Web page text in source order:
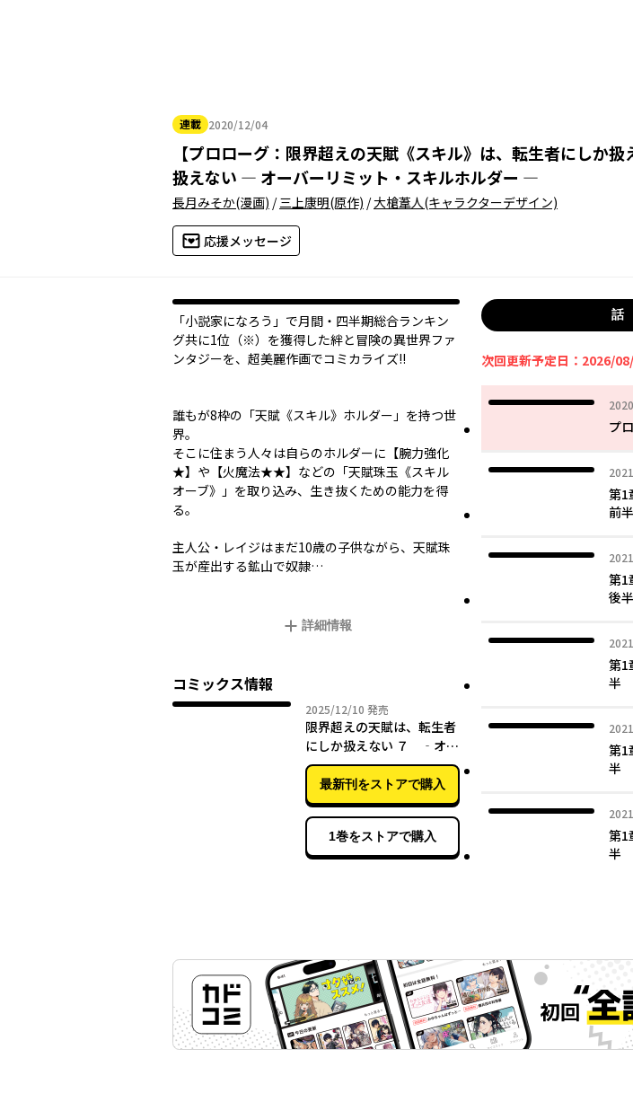
連載 2020/12/04
2020年12月04日
【プロローグ：限界超えの天賦《スキル》は、転生者にしか扱
扱えない ― オーバーリミット・スキルホルダー ―
長月みそか(漫画) /三上康明(原作) /大槍葦人(キャラクターデザイン)
応援メッセージ
「小説家になろう」で月間・四半期総合ランキン
グ共に1位（※）を獲得した絆と冒険の異世界ファ
ンタジーを、超美麗作画でコミカライズ!!
――誰もが8枠の「天賦《スキル》ホルダー」を持つ世
界。
そこに住まう人々は自らのホルダーに【腕力強化
★】や【火魔法★★】などの「天賦珠玉《スキル
オーブ》」を取り込み、生き抜くための能力を得
る。
主人公・レイジはまだ10歳の子供ながら、天賦珠
玉が産出する鉱山で奴隷…
詳細情報
コミックス情報
2025/12/10 2025年12月10日
発売
限界超えの天賦は、転生者
にしか扱えない ７ ‐オー
バーリミット・スキルホル
ダー‐
最新刊をストアで購入
1巻をストアで購入
話
次回更新予定日：2026/
プ
第1
前
第1
後
第1
半
第1
半
第1
半